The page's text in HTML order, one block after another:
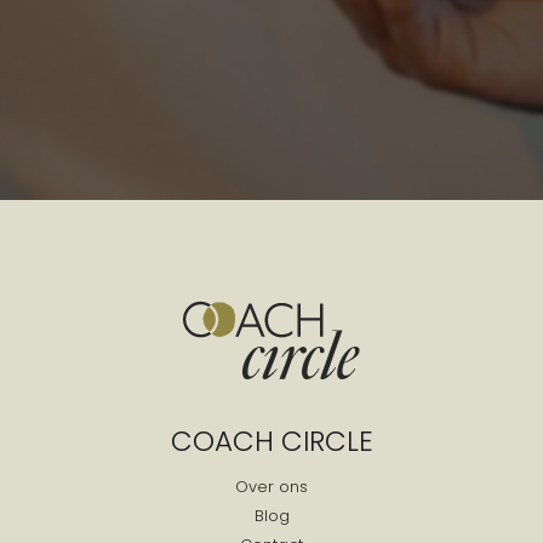
COACH CIRCLE
Over ons
Blog